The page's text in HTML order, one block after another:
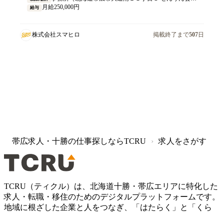
給与 月給250,000円
株式会社スマヒロ 掲載終了まで507日
帯広求人・十勝の仕事探しならTCRU › 求人をさがす
TCRU（ティクル）は、北海道十勝・帯広エリアに特化した
求人・転職・移住のためのデジタルプラットフォームです。
地域に根ざした企業と人をつなぎ、「はたらく」と「くら